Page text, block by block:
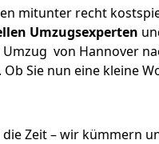
mitunter recht
Umzugsexperten
von Hannover
Ob Sie nun eine kleine
die Zeit – wir kümmern